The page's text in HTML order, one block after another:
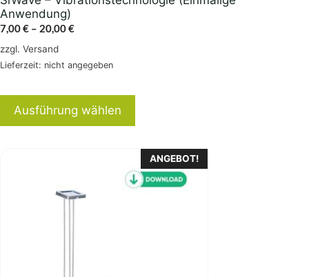
Anwendung)
7,00€ – 20,00€Preisspanne:
bis
zzgl. Versand
Lieferzeit: nicht angegeben
Ausführung wählen
werden
ANGEBOT!